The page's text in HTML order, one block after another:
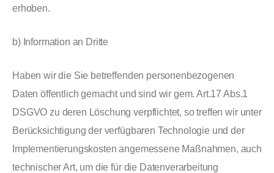
erhoben.
b) Information an Dritte
Haben wir die Sie betreffenden personenbezogenen
Daten öffentlich gemacht und sind wir gem. Art.17 Abs.1
DSGVO zu deren Löschung verpflichtet, so treffen wir unter
Berücksichtigung der verfügbaren Technologie und der
Implementierungskosten angemessene Maßnahmen, auch
technischer Art, um die für die Datenverarbeitung